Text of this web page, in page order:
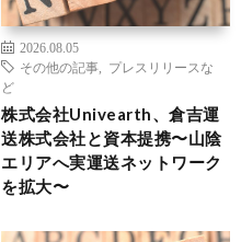
2026.08.05
その他の記事
プレスリリースな
ど
株式会社Univearth、倉吉運
送株式会社と資本提携〜山陰
エリアへ実運送ネットワーク
を拡大〜